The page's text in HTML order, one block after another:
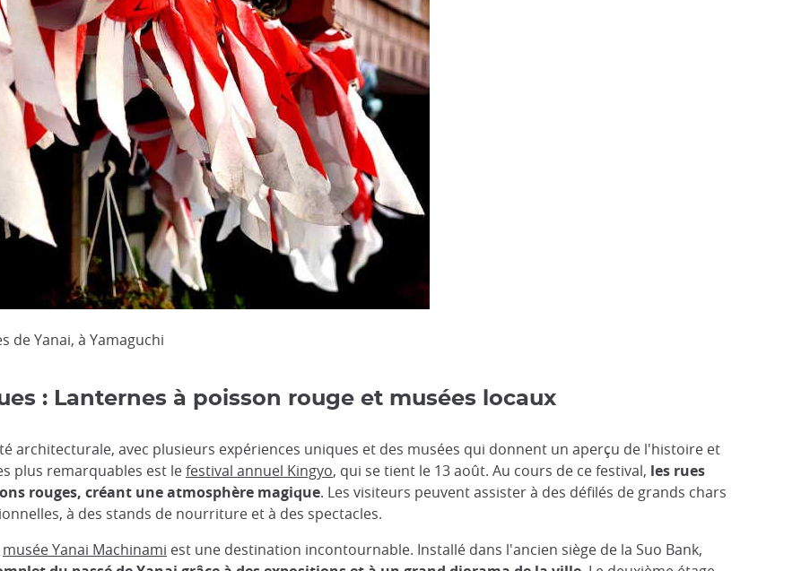
de Yanai, à Yamaguchi
: Lanternes à poisson rouge et musées locaux
architecturale, avec plusieurs expériences uniques et des musées qui donnent un aperçu de l'histoire et
plus remarquables est lefestival annuel Kingyo, qui se tient le 13 août. Au cours de ce festival, les rues
rouges, créant une atmosphère magique. Les visiteurs peuvent assister à des défilés de grands chars
à des stands de nourriture et à des spectacles.
musée Yanai Machinami est une destination incontournable. Installé dans l'ancien siège de la Suo Bank,